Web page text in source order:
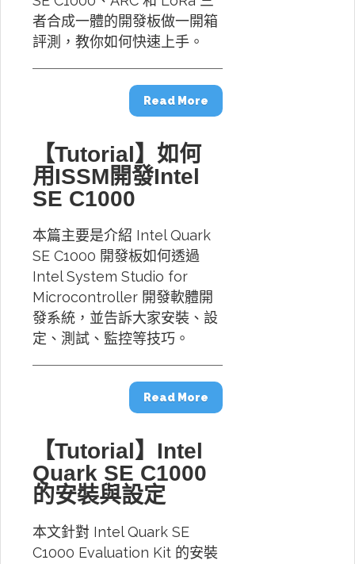
者合成一體的開發板做一開箱
評測，教你如何快速上手。
Read More
【Tutorial】如何
用ISSM開發Intel
SE C1000
本篇主要是介紹 Intel Quark
SE C1000 開發板如何透過
Intel System Studio for
Microcontroller 開發軟體開
發系統，並告訴大家安裝、設
定、測試、監控等技巧。
Read More
【Tutorial】Intel
Quark SE C1000
的安裝與設定
本文針對 Intel Quark SE
C1000 Evaluation Kit 的安裝